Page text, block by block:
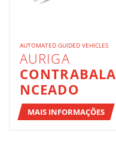
AUTOMATED GUIDED VEHICLES
AURIGA
CONTRABALA
NCEADO
MAIS INFORMAÇÕES